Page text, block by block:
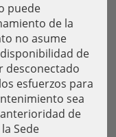
puede
de la
no asume
de
desconectado
esfuerzos para
sea
de
Sede